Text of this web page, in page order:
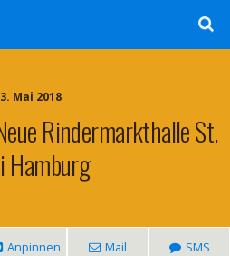
Mai 2018
Rindermarkthalle St.
Hamburg
Anpinnen Mail SMS